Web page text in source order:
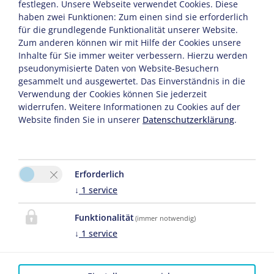
Carmen Schwidrowitz
Mühlenstraße 11
17192 Waren (Müritz)
Tel. :+49 3991 633248
Fax : +49 3991 633254
E-Mail:info@mueritz-perle.de
Bitte aktivieren Sie in den Cookie Einstellungen die
Option "Funktionalität" für die korrekte Map-
festlegen. Unsere Webseite verwendet Cookies. Diese
haben zwei Funktionen: Zum einen sind sie erforderlich
für die grundlegende Funktionalität unserer Website.
Zum anderen können wir mit Hilfe der Cookies unsere
Inhalte für Sie immer weiter verbessern. Hierzu werden
pseudonymisierte Daten von Website-Besuchern
gesammelt und ausgewertet. Das Einverständnis in die
Verwendung der Cookies können Sie jederzeit
widerrufen. Weitere Informationen zu Cookies auf der
Website finden Sie in unserer Datenschutzerklärung.
Erforderlich
↓ 1 service
Funktionalität(immer notwendig)
↓ 1 service